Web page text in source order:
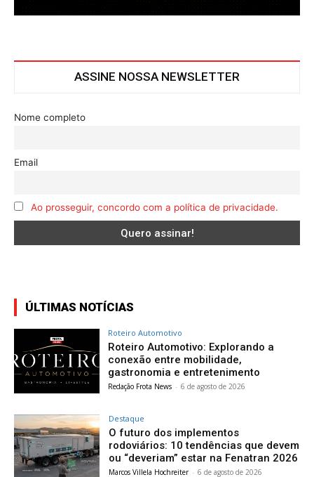
ASSINE NOSSA NEWSLETTER
Nome completo
Email
Ao prosseguir, concordo com a política de privacidade.
ÚLTIMAS NOTÍCIAS
Roteiro Automotivo
Roteiro Automotivo: Explorando a
conexão entre mobilidade,
gastronomia e entretenimento
Redação Frota News - 6 de agosto de 2026
Destaque
O futuro dos implementos
rodoviários: 10 tendências que devem
ou “deveriam” estar na Fenatran 2026
Marcos Villela Hochreiter - 6 de agosto de 2026